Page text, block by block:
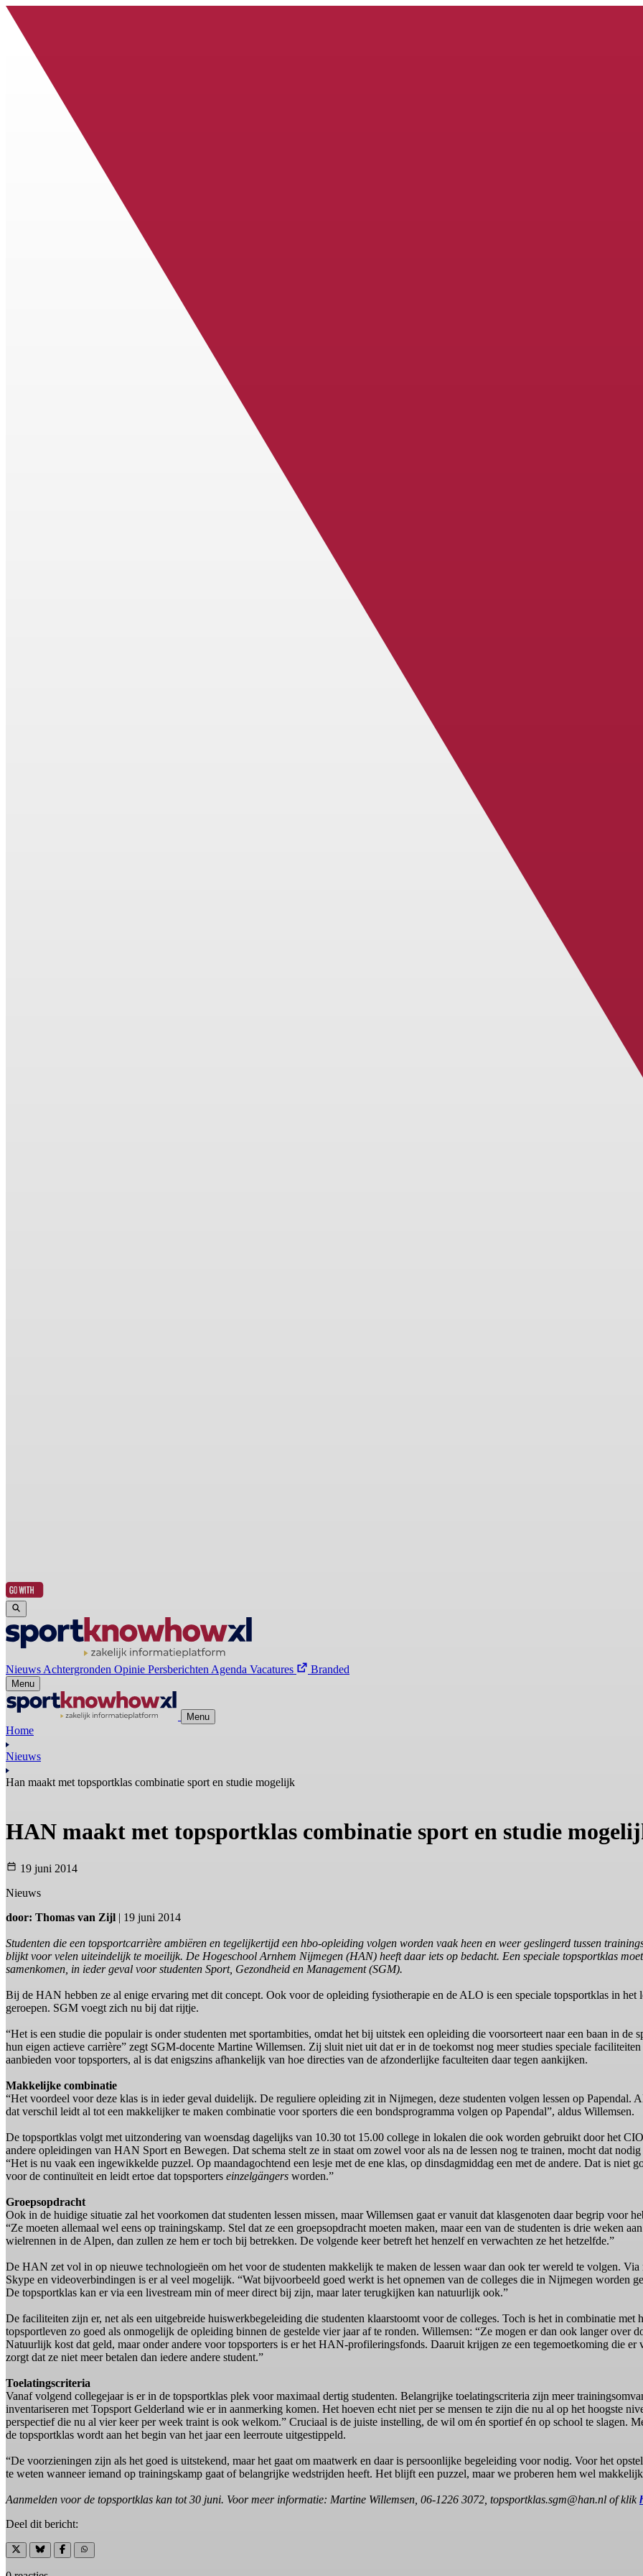
Nieuws Achtergronden Opinie Persberichten Agenda Vacatures Branded
Menu
Menu
Home
Nieuws
Han maakt met topsportklas combinatie sport en studie mogelijk
HAN maakt met topsportklas combinatie sport en studie
19 juni 2014
Nieuws
door: Thomas van Zijl | 19 juni 2014
Studenten die een topsportcarrière ambiëren en tegelijkertijd een hbo-opleiding volgen worden vaak heen en weer geslingerd tussen
blijkt voor velen uiteindelijk te moeilijk. De Hogeschool Arnhem Nijmegen (HAN) heeft daar iets op bedacht. Een speciale topsportklas
samenkomen, in ieder geval voor studenten Sport, Gezondheid en Management (SGM).
Bij de HAN hebben ze al enige ervaring met dit concept. Ook voor de opleiding fysiotherapie en de ALO is een speciale topsportklas in het
geroepen. SGM voegt zich nu bij dat rijtje.
“Het is een studie die populair is onder studenten met sportambities, omdat het bij uitstek een opleiding die voorsorteert naar een baan in de
hun eigen actieve carrière” zegt SGM-docente Martine Willemsen. Zij sluit niet uit dat er in de toekomst nog meer studies speciale
aanbieden voor topsporters, al is dat enigszins afhankelijk van hoe directies van de afzonderlijke faculteiten daar tegen aankijken.
Makkelijke combinatie
“Het voordeel voor deze klas is in ieder geval duidelijk. De reguliere opleiding zit in Nijmegen, deze studenten volgen lessen op Papendal.
dat verschil leidt al tot een makkelijker te maken combinatie voor sporters die een bondsprogramma volgen op Papendal”, aldus Willemsen.
De topsportklas volgt met uitzondering van woensdag dagelijks van 10.30 tot 15.00 college in lokalen die ook worden gebruikt door het
andere opleidingen van HAN Sport en Bewegen. Dat schema stelt ze in staat om zowel voor als na de lessen nog te trainen, mocht dat
“Het is nu vaak een ingewikkelde puzzel. Op maandagochtend een lesje met de ene klas, op dinsdagmiddag een met de andere. Dat is niet
voor de continuïteit en leidt ertoe dat topsporters einzelgängers worden.”
Groepsopdracht
Ook in de huidige situatie zal het voorkomen dat studenten lessen missen, maar Willemsen gaat er vanuit dat klasgenoten daar begrip voor
“Ze moeten allemaal wel eens op trainingskamp. Stel dat ze een groepsopdracht moeten maken, maar een van de studenten is drie weken
wielrennen in de Alpen, dan zullen ze hem er toch bij betrekken. De volgende keer betreft het henzelf en verwachten ze het hetzelfde.”
De HAN zet vol in op nieuwe technologieën om het voor de studenten makkelijk te maken de lessen waar dan ook ter wereld te volgen. Via
Skype en videoverbindingen is er al veel mogelijk. “Wat bijvoorbeeld goed werkt is het opnemen van de colleges die in Nijmegen worden
De topsportklas kan er via een livestream min of meer direct bij zijn, maar later terugkijken kan natuurlijk ook.”
De faciliteiten zijn er, net als een uitgebreide huiswerkbegeleiding die studenten klaarstoomt voor de colleges. Toch is het in combinatie met
topsportleven zo goed als onmogelijk de opleiding binnen de gestelde vier jaar af te ronden. Willemsen: “Ze mogen er dan ook langer over
Natuurlijk kost dat geld, maar onder andere voor topsporters is er het HAN-profileringsfonds. Daaruit krijgen ze een tegemoetkoming die er
zorgt dat ze niet meer betalen dan iedere andere student.”
Toelatingscriteria
Vanaf volgend collegejaar is er in de topsportklas plek voor maximaal dertig studenten. Belangrijke toelatingscriteria zijn meer
inventariseren met Topsport Gelderland wie er in aanmerking komen. Het hoeven echt niet per se mensen te zijn die nu al op het hoogste
perspectief die nu al vier keer per week traint is ook welkom.” Cruciaal is de juiste instelling, de wil om én sportief én op school te slagen.
de topsportklas wordt aan het begin van het jaar een leerroute uitgestippeld.
“De voorzieningen zijn als het goed is uitstekend, maar het gaat om maatwerk en daar is persoonlijke begeleiding voor nodig. Voor het
te weten wanneer iemand op trainingskamp gaat of belangrijke wedstrijden heeft. Het blijft een puzzel, maar we proberen hem wel
Aanmelden voor de topsportklas kan tot 30 juni. Voor meer informatie: Martine Willemsen, 06-1226 3072, topsportklas.sgm@han.nl of klik
Deel dit bericht: